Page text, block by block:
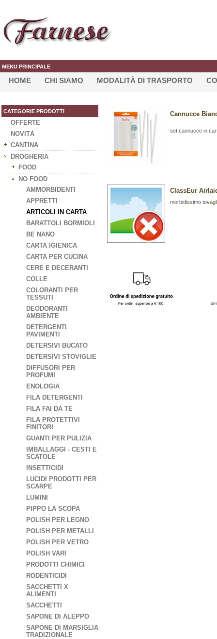
MENU PRINCIPALE
HOME CHI SIAMO MODALITÀ DI TRASPORTO
CATEGORIE PRODOTTI
OFFERTE
NOVITÀ
CANTINA
DROGHERIA
FOOD
NO FOOD
AMMORBIDENTI
APPRETTI
ARTICOLI IN CARTA
BARATTOLI BORMIOLI
BE NANO
CARTA IGIENICA
CARTA PER CUCINA
CERE E DECERANTI
COLLE
COLORANTI PER
TESSUTI
DEODORANTI
AMBIENTE
DETERGENTI
PAVIMENTI
DETERSIVI BUCATO
DETERSIVI STOVIGLIE
DIFFUSORI PER
PROFUMI
ENOLOGIA
FILA DETERGENTI
FILA FAI DA TE
FILA PROTETTIVI
FINITORI
GUANTI PER PULIZIA
IMBALLAGGI - CESTI E
SCATOLE
INSETTICIDI
LUCIDI PRODOTTI PER
SCARPE
LUMINI
PIPPO LA SCOPA
POLISH PER LEGNO
POLISH PER METALLI
POLISH PER VETRO
POLISH VARI
PRODOTTI CHIMICI
RODENTICIDI
SACCHETTI X
ALIMENTI
SACCHETTI
SAPONE DI ALEPPO
SAPONE DI MARSIGLIA
TRADIZIONALE
Cannucce
set cannucce in
ClassEur
morbidissimo